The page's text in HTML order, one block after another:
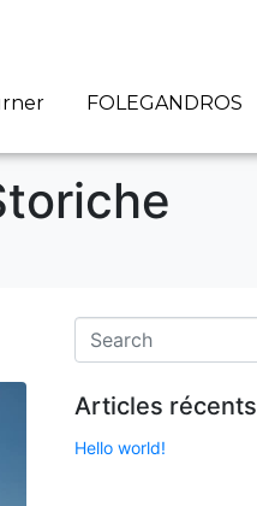
FOLEGANDROS
Articles récents
Hello world!